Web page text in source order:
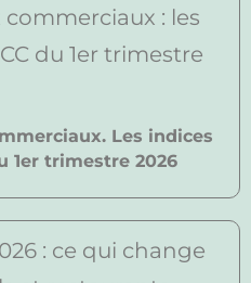
Les indices
1er trimestre 2026